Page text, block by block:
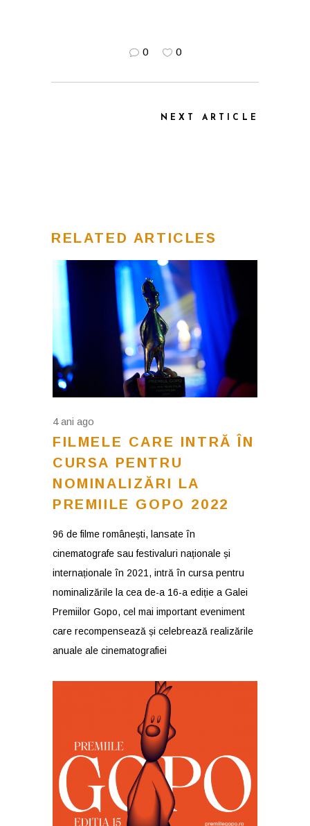
0 0
NEXT ARTICLE
RELATED ARTICLES
4 ani ago
FILMELE CARE INTRĂ ÎN
CURSA PENTRU
NOMINALIZĂRI LA
PREMIILE GOPO 2022
96 de filme românești, lansate în
cinematografe sau festivaluri naționale și
internaționale în 2021, intră în cursa pentru
nominalizările la cea de-a 16-a ediție a Galei
Premiilor Gopo, cel mai important eveniment
care recompensează și celebrează realizările
anuale ale cinematografiei